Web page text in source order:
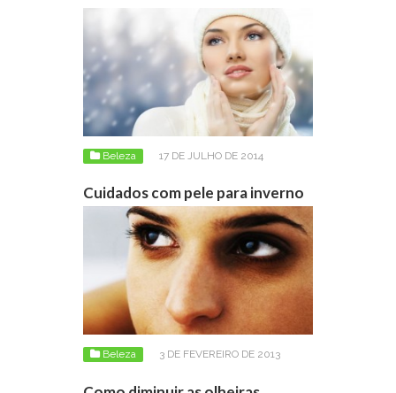
Beleza 17 DE JULHO DE 2014
Cuidados com pele para inverno
Beleza 3 DE FEVEREIRO DE 2013